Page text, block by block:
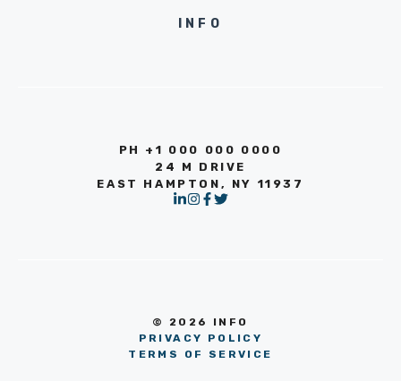
INFO
PH +1 000 000 0000
24 M DRIVE
EAST HAMPTON, NY 11937
© 2026 INFO
PRIVACY POLICY
TERMS OF SERVICE